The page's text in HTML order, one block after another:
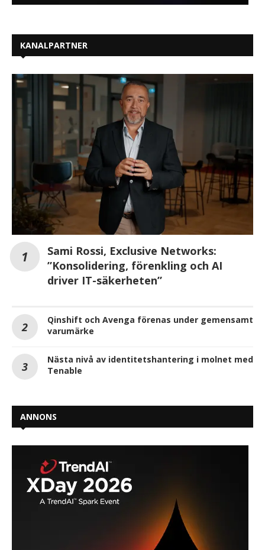
KANALPARTNER
Sami Rossi, Exclusive Networks:
”Konsolidering, förenkling och AI
driver IT-säkerheten”
Qinshift och Avenga förenas under gemensamt
varumärke
Nästa nivå av identitetshantering i molnet med
Tenable
ANNONS